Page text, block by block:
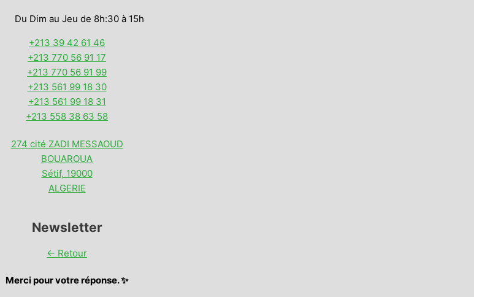
Du Dim au Jeu de 8h:30 à 15h
+213 39 42 61 46
+213 770 56 91 17
+213 770 56 91 99
+213 561 99 18 30
+213 561 99 18 31
+213 558 38 63 58
274 cité ZADI MESSAOUD
BOUAROUA
Sétif, 19000
ALGERIE
Newsletter
← Retour
Merci pour votre réponse. ✨